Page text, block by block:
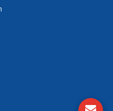
máy, công trình, ngành
vật liệu có tính chất
Nghệ Nhất Tâm